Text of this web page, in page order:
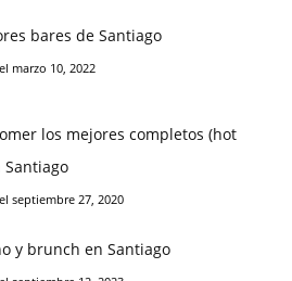
bares de Santiago
marzo 10, 2022
los mejores completos (hot
Santiago
septiembre 27, 2020
y brunch en Santiago